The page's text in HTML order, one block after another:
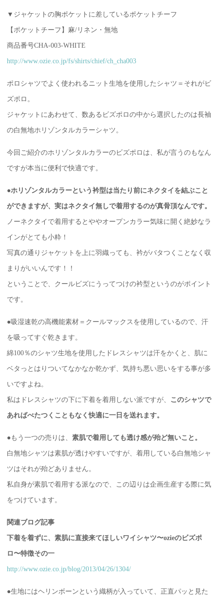
▼ジャケットの胸ポケットに差しているポケットチーフ
【ポケットチーフ】麻/リネン・無地
商品番号CHA-003-WHITE
http://www.ozie.co.jp/fs/shirts/chief/ch_cha003
ポロシャツでよく使われるニット生地を使用したシャツ＝それがビ
ズポロ。
ジャケットにあわせて、数あるビズポロの中から選択したのは長袖
の白無地ホリゾンタルカラーシャツ。
今回ご紹介のホリゾンタルカラーのビズポロは、私が言うのもなん
ですが本当に便利で快適です。
●ホリゾンタルカラーという衿型は当たり前にネクタイを結ぶこと
ができますが、実はネクタイ無しで着用するのが真骨頂なんです。
ノーネクタイで着用するとややオープンカラー気味に開く絶妙なラ
インがとても小粋！
写真の通りジャケットを上に羽織っても、衿がバタつくことなく収
まりがいいんです！！
ということで、クールビズにうってつけの衿型というのがポイント
です。
●吸湿速乾の高機能素材＝クールマックスを使用しているので、汗
を吸ってすぐ乾きます。
綿100％のシャツ生地を使用したドレスシャツは汗をかくと、肌に
ベタっとはりついてなかなか乾かず、気持ち悪い思いをする事が多
いですよね。
私はドレスシャツの下に下着を着用しない派ですが、 このシャツで
あればべたつくこともなく快適に一日を送れます。
●もう一つの売りは、 素肌で着用しても透け感が殆ど無いこと。
白無地シャツは素肌が透けやすいですが、着用している白無地シャ
ツはそれが殆どありません。
私自身が素肌で着用する派なので、この辺りは企画生産する際に気
をつけています。
関連ブログ記事
下着を着ずに、素肌に直接来てほしいワイシャツ〜ozieのビズポ
ロ〜特徴その一
http://www.ozie.co.jp/blog/2013/04/26/1304/
●生地にはヘリンボーンという織柄が入っていて、正直パッと見た